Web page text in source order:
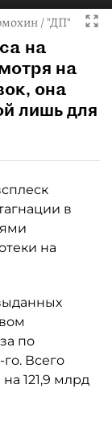
/ "ДП"
на
на
она
лишь для
в
на
по
Всего
121,9 млрд